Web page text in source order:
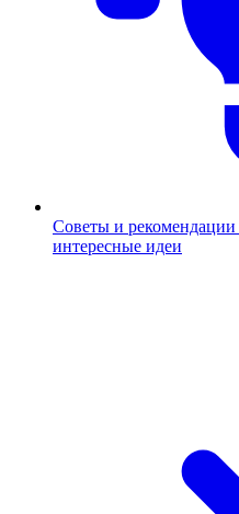
Советы и рекомендации
интересные идеи